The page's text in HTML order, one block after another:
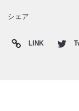
■
シェア
LINK